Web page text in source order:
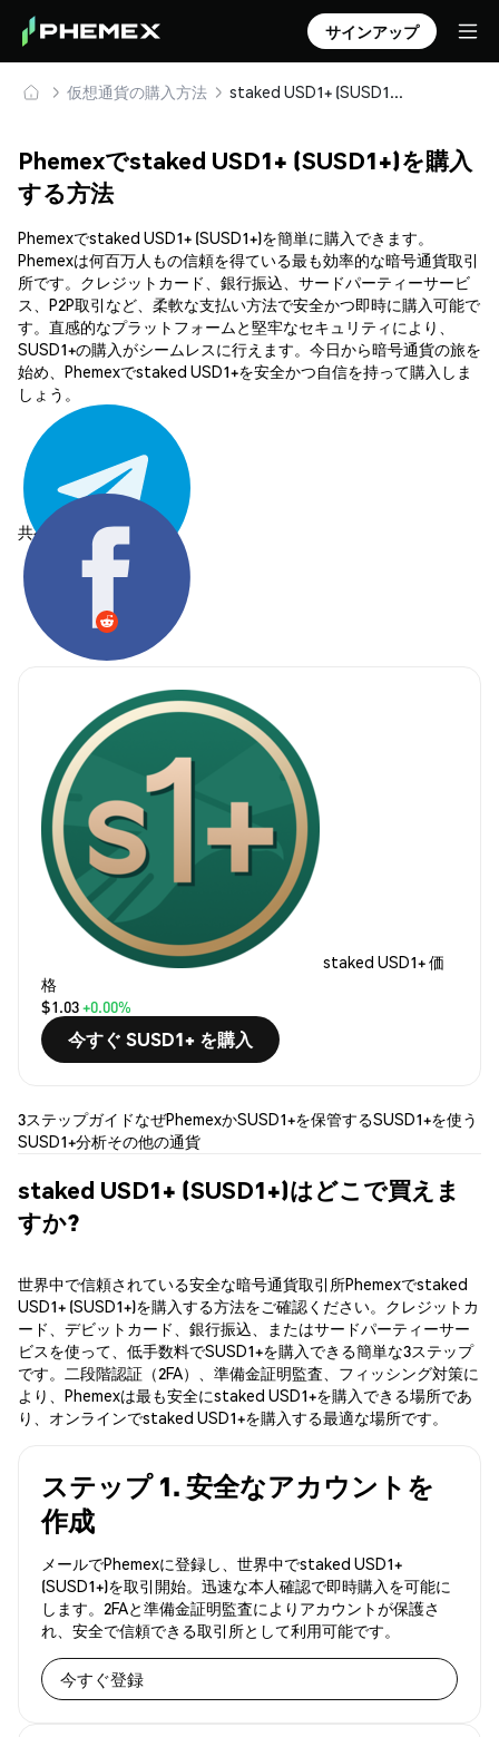
サインアップ
仮想通貨の購入方法 staked USD1+ (SUSD1+) を安全に購入・保管
Phemexでstaked USD1+ (SUSD1+)を購入
する方法
Phemexでstaked USD1+ (SUSD1+)を簡単に購入できます。
Phemexは何百万人もの信頼を得ている最も効率的な暗号通貨取引
所です。クレジットカード、銀行振込、サードパーティーサービ
ス、P2P取引など、柔軟な支払い方法で安全かつ即時に購入可能で
す。直感的なプラットフォームと堅牢なセキュリティにより、
SUSD1+の購入がシームレスに行えます。今日から暗号通貨の旅を
始め、Phemexでstaked USD1+を安全かつ自信を持って購入しま
しょう。
共有する:
staked USD1+ 価
格
$1.03+0.00%
今すぐ SUSD1+ を購入
3ステップガイドなぜPhemexかSUSD1+を保管するSUSD1+を使う
SUSD1+分析その他の通貨
staked USD1+ (SUSD1+)はどこで買えま
すか?
世界中で信頼されている安全な暗号通貨取引所Phemexでstaked
USD1+ (SUSD1+)を購入する方法をご確認ください。クレジットカ
ード、デビットカード、銀行振込、またはサードパーティーサー
ビスを使って、低手数料でSUSD1+を購入できる簡単な3ステップ
です。二段階認証（2FA）、準備金証明監査、フィッシング対策に
より、Phemexは最も安全にstaked USD1+を購入できる場所であ
り、オンラインでstaked USD1+を購入する最適な場所です。
ステップ 1. 安全なアカウントを
作成
メールでPhemexに登録し、世界中でstaked USD1+
(SUSD1+)を取引開始。迅速な本人確認で即時購入を可能に
します。2FAと準備金証明監査によりアカウントが保護さ
れ、安全で信頼できる取引所として利用可能です。
今すぐ登録